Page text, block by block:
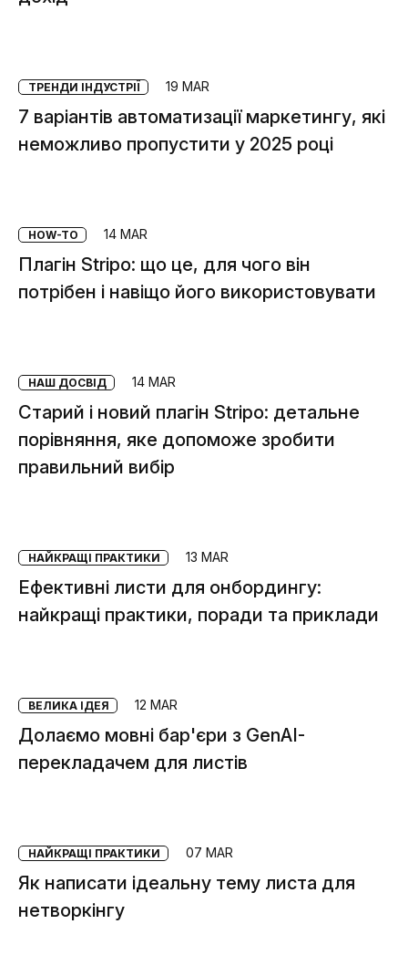
ТРЕНДИ ІНДУСТРІЇ 19 MAR
7 варіантів автоматизації маркетингу, які
неможливо пропустити у 2025 році
HOW-TO 14 MAR
Плагін Stripo: що це, для чого він
потрібен і навіщо його використовувати
НАШ ДОСВІД 14 MAR
Старий і новий плагін Stripo: детальне
порівняння, яке допоможе зробити
правильний вибір
НАЙКРАЩІ ПРАКТИКИ 13 MAR
Ефективні листи для онбордингу:
найкращі практики, поради та приклади
ВЕЛИКА ІДЕЯ 12 MAR
Долаємо мовні бар'єри з GenAI-
перекладачем для листів
НАЙКРАЩІ ПРАКТИКИ 07 MAR
Як написати ідеальну тему листа для
нетворкінгу